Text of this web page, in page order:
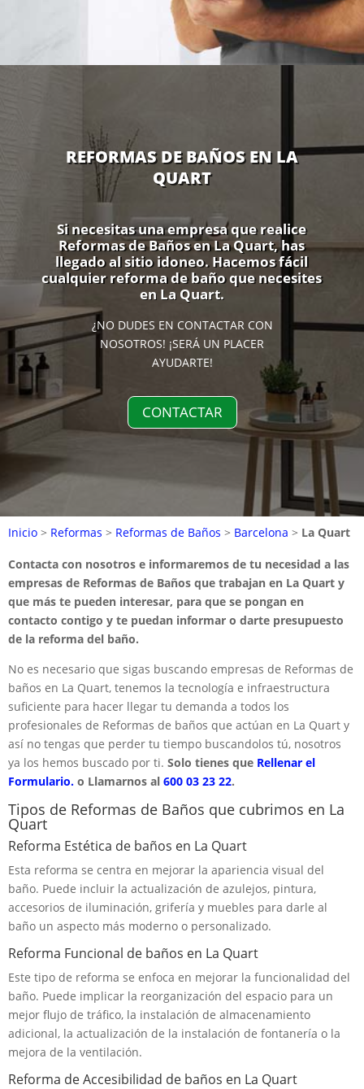
REFORMAS DE BAÑOS EN LA
QUART
Si necesitas una empresa que realice
Reformas de Baños en La Quart, has
llegado al sitio idoneo. Hacemos fácil
cualquier reforma de baño que necesites
en La Quart.
¿NO DUDES EN CONTACTAR CON
NOSOTROS! ¡SERÁ UN PLACER
AYUDARTE!
CONTACTAR
Inicio > Reformas > Reformas de Baños > Barcelona > La Quart
Contacta con nosotros e informaremos de tu necesidad a las
empresas de Reformas de Baños que trabajan en La Quart y
que más te pueden interesar, para que se pongan en
contacto contigo y te puedan informar o darte presupuesto
de la reforma del baño.
No es necesario que sigas buscando empresas de Reformas de
baños en La Quart, tenemos la tecnología e infraestructura
suficiente para hacer llegar tu demanda a todos los
profesionales de Reformas de baños que actúan en La Quart y
así no tengas que perder tu tiempo buscandolos tú, nosotros
ya los hemos buscado por ti. Solo tienes que Rellenar el
Formulario. o Llamarnos al 600 03 23 22.
Tipos de Reformas de Baños que cubrimos en La
Quart
Reforma Estética de baños en La Quart
Esta reforma se centra en mejorar la apariencia visual del
baño. Puede incluir la actualización de azulejos, pintura,
accesorios de iluminación, grifería y muebles para darle al
baño un aspecto más moderno o personalizado.
Reforma Funcional de baños en La Quart
Este tipo de reforma se enfoca en mejorar la funcionalidad del
baño. Puede implicar la reorganización del espacio para un
mejor flujo de tráfico, la instalación de almacenamiento
adicional, la actualización de la instalación de fontanería o la
mejora de la ventilación.
Reforma de Accesibilidad de baños en La Quart